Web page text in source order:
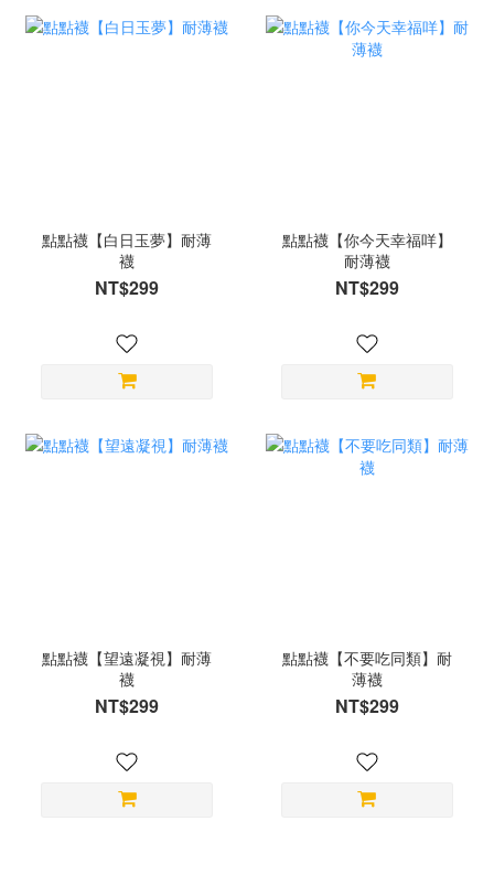
點點襪【白日玉夢】耐薄
襪
NT$299
點點襪【你今天幸福咩】
耐薄襪
NT$299
點點襪【望遠凝視】耐薄
襪
NT$299
點點襪【不要吃同類】耐
薄襪
NT$299